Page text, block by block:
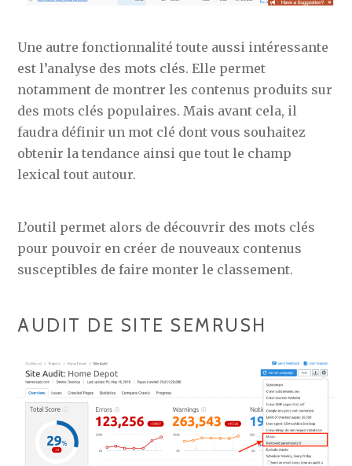
Une autre fonctionnalité toute aussi intéressante
est l’analyse des mots clés. Elle permet
notamment de montrer les contenus produits sur
des mots clés populaires. Mais avant cela, il
faudra définir un mot clé dont vous souhaitez
obtenir la tendance ainsi que tout le champ
lexical tout autour.
L’outil permet alors de découvrir des mots clés
pour pouvoir en créer de nouveaux contenus
susceptibles de faire monter le classement.
AUDIT DE SITE SEMRUSH